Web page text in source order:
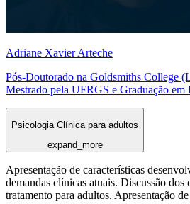
Adriane Xavier Arteche
Pós-Doutorado na Goldsmiths College
Mestrado pela UFRGS e Graduação em
Psicologia Clínica para adultos
expand_more
Apresentação de características
demandas clínicas atuais. Discussão dos
tratamento para adultos. Apresentação